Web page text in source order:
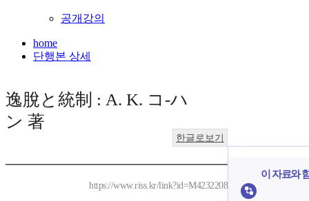
공개강의
home
단행본 상세
逸脫と統制 : A. K. コ-ハ
ン 著
한글로보기
https://www.riss.kr/link?id=M4232208
이 자료와